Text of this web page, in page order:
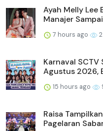
Ayah Melly Lee
Manajer
7 hours ago 2
Karnaval SCTV
Agustus 2026,
15 hours ago
Raisa
Pagelaran